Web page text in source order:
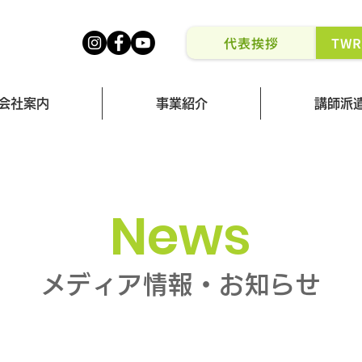
代表挨拶
社案内 事業紹介 講師派
News
メディア情報・お知らせ